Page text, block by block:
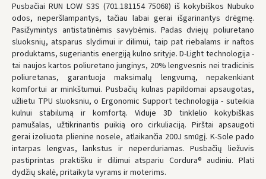
LP Express kurjeris - 4.00 €
Pirmadienį, Rugpjūčio 10 d.
UŽSAKYMUS NUO80 € PRISTATOME NEMOKAMAI!
IKI NEMOKAMO PRISTATYMO TRŪKSTA:80 €
* Pristatymo terminai yra preliminarūs ir gali priklausyti nuo kurjerių
užimtumo.
Pusbačiai RUN LOW S3S (701.181154 75068) iš kokybiškos Nubuko
odos, neperšlampantys, tačiau labai gerai išgarinantys drėgmę.
Pasižymintys antistatinėmis savybėmis. Padas dviejų poliuretano
sluoksnių, atsparus slydimui ir dilimui, taip pat riebalams ir naftos
produktams, sugeriantis energiją kulno srityje. D-Light technologija -
tai naujos kartos poliuretano junginys, 20% lengvesnis nei tradicinis
poliuretanas, garantuoja maksimalų lengvumą, nepakenkiant
komfortui ar minkštumui. Pusbačių kulnas papildomai apsaugotas,
užlietu TPU sluoksniu, o Ergonomic Support technologija - suteikia
kulnui stabilumą ir komfortą. Viduje 3D tinklelio kokybiškas
pamušalas, užtikrinantis puikią oro cirkuliaciją. Pirštai apsaugoti
gerai izoliuota plienine nosele, atlaikančia 200J smūgį. K-Sole pado
intarpas lengvas, lankstus ir neperduriamas. Pusbačių liežuvis
pastiprintas praktišku ir dilimui atspariu Cordura® audiniu. Plati
dydžių skalė, pritaikyta vyrams ir moterims.